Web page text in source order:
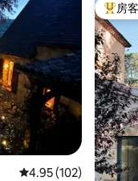
平均评分 4.95 分（满
4.95 (102)
热门
房